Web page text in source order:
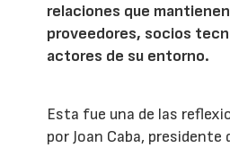
relaciones que
proveedores, socios
actores de su entorno.
Esta fue una de las
por Joan Caba, presidente